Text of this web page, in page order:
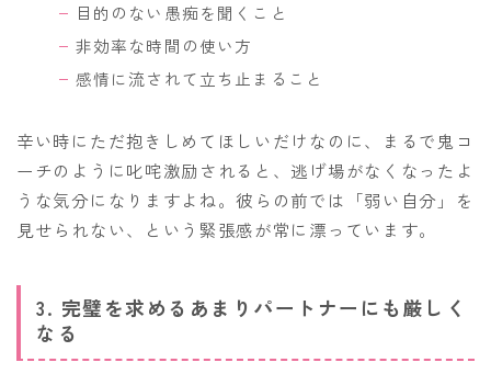
目的のない愚痴を聞くこと
非効率な時間の使い方
感情に流されて立ち止まること
辛い時にただ抱きしめてほしいだけなのに、まるで鬼コ
ーチのように叱咤激励されると、逃げ場がなくなったよ
うな気分になりますよね。彼らの前では「弱い自分」を
見せられない、という緊張感が常に漂っています。
3. 完璧を求めるあまりパートナーにも厳しく
なる